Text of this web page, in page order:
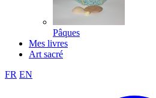
Pâques
Mes livres
Art sacré
FR EN